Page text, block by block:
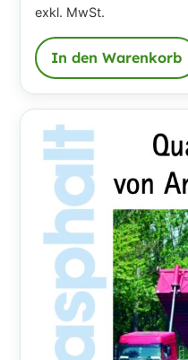
exkl. MwSt.
In den Warenkorb